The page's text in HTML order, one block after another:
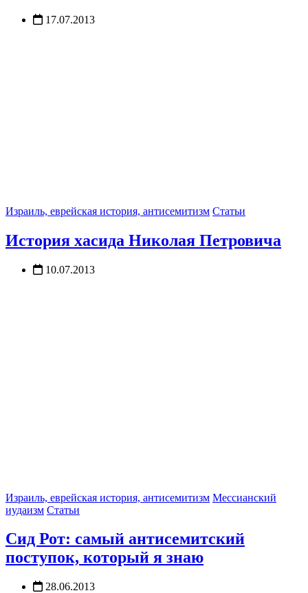
17.07.2013
Израиль, еврейская история, антисемитизм Статьи
История хасида Николая Петровича
10.07.2013
Израиль, еврейская история, антисемитизм Мессианский
иудаизм Статьи
Сид Рот: самый антисемитский
поступок, который я знаю
28.06.2013